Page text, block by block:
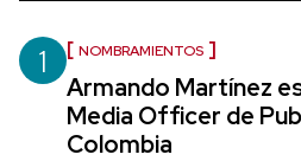
1 NOMBRAMIENTOS
Armando Martínez
Media Officer de
Colombia